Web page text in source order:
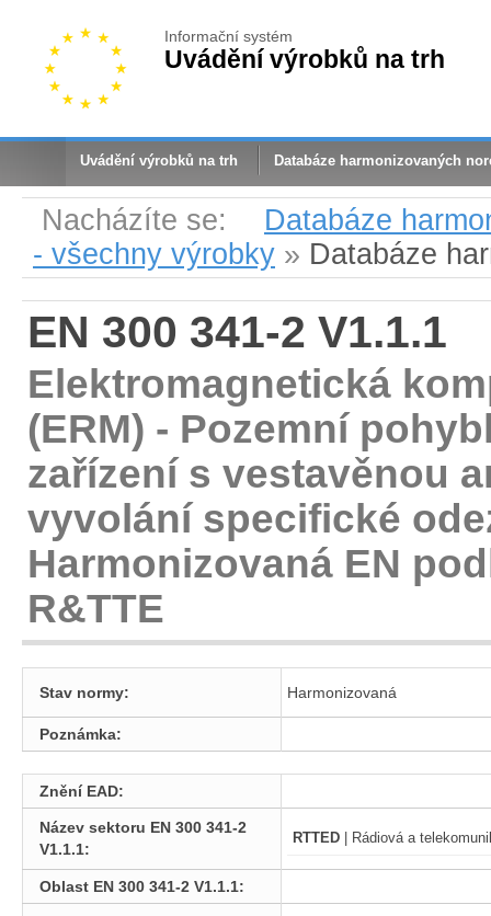
Informační systém
Uvádění výrobků na trh
Uvádění výrobků na trh Databáze harmonizovaných
Nacházíte se:
Databáze
- všechny výrobky » Databáze
EN 300 341-2 V1.1.1
Elektromagnetická
(ERM) - Pozemní
zařízení s vestavěnou
vyvolání specifické
Harmonizovaná EN
R&TTE
Stav normy: Harmonizovaná
Poznámka:
Znění EAD:
Název sektoru EN 300 341-2
V1.1.1:
RTTED | Rádiová a
Oblast EN 300 341-2 V1.1.1: